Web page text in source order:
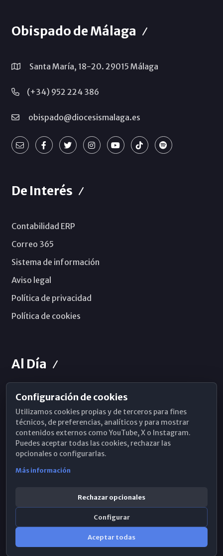
Obispado de Málaga
Santa María, 18-20. 29015 Málaga
(+34) 952 224 386
obispado@diocesismalaga.es
De Interés
Contabilidad ERP
Correo 365
Sistema de información
Aviso legal
Política de privacidad
Política de cookies
Al Día
Horarios de Misa
Hemeroteca
WhatsApp
Configuración de cookies
Utilizamos cookies propias y de terceros para fines
técnicos, de preferencias, analíticos y para mostrar
contenidos externos como YouTube, X o Instagram.
Puedes aceptar todas las cookies, rechazar las
opcionales o configurarlas.
Más información
Rechazar opcionales
Configurar
Aceptar todas